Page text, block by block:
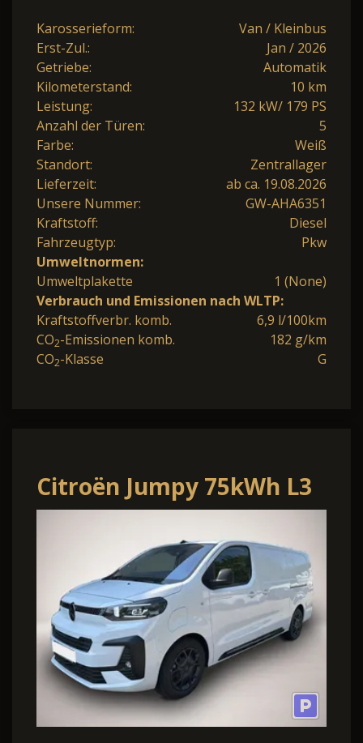
Karosserieform:
Van / Kleinbus
Erst-Zul.:
Jan / 2026
Getriebe:
Automatik
Kilometerstand:
10 km
Leistung:
132 kW/ 179 PS
Anzahl der Türen:
5
Farbe:
Weiß
Standort:
Zentrallager
Lieferzeit:
ab ca. 19.08.2026
Unsere Nummer:
GW-AHA6351
Kraftstoff:
Diesel
Fahrzeugtyp:
Pkw
Umweltnormen:
Umweltplakette
1 (None)
Verbrauch und Emissionen nach WLTP:
Kraftstoffverbr. komb.
6,9 l/100km
CO2-Emissionen komb.
182 g/km
CO2-Klasse G
Citroën Jumpy 75kWh L3
Kam Nav WinterP 11kW-
OBC CarP HFT